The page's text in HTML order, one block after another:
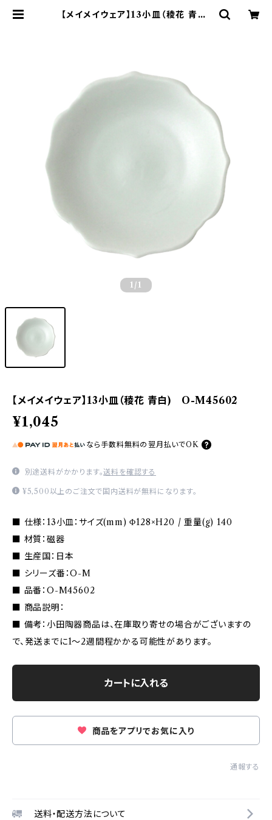
【メイメイウェア】13小皿（稜花 青白)
1 /1
【メイメイウェア】13小皿（稜花 青白) O-M45602
¥1,045
なら 手数料無料の 翌月払いでOK
別途送料がかかります。送料を確認する
¥5,500以上のご注文で国内送料が無料になります。
■ 仕様：13小皿：サイズ(mm) Φ128×H20 / 重量(g) 140
■ 材質：磁器
■ 生産国：日本
■ シリーズ番：O-M
■ 品番：O-M45602
■ 商品説明：
■ 備考：小田陶器商品は、在庫取り寄せの場合がございますの
で、発送までに1〜2週間程かかる可能性があります。
カートに入れる
商品をアプリでお気に入り
通報する
送料・配送方法について